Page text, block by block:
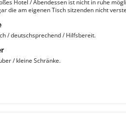
Hotel / Abendessen ist nicht in ruhe
die am eigenen Tisch sitzenden nicht
/ deutschsprechend / Hilfsbereit.
/ kleine Schränke.